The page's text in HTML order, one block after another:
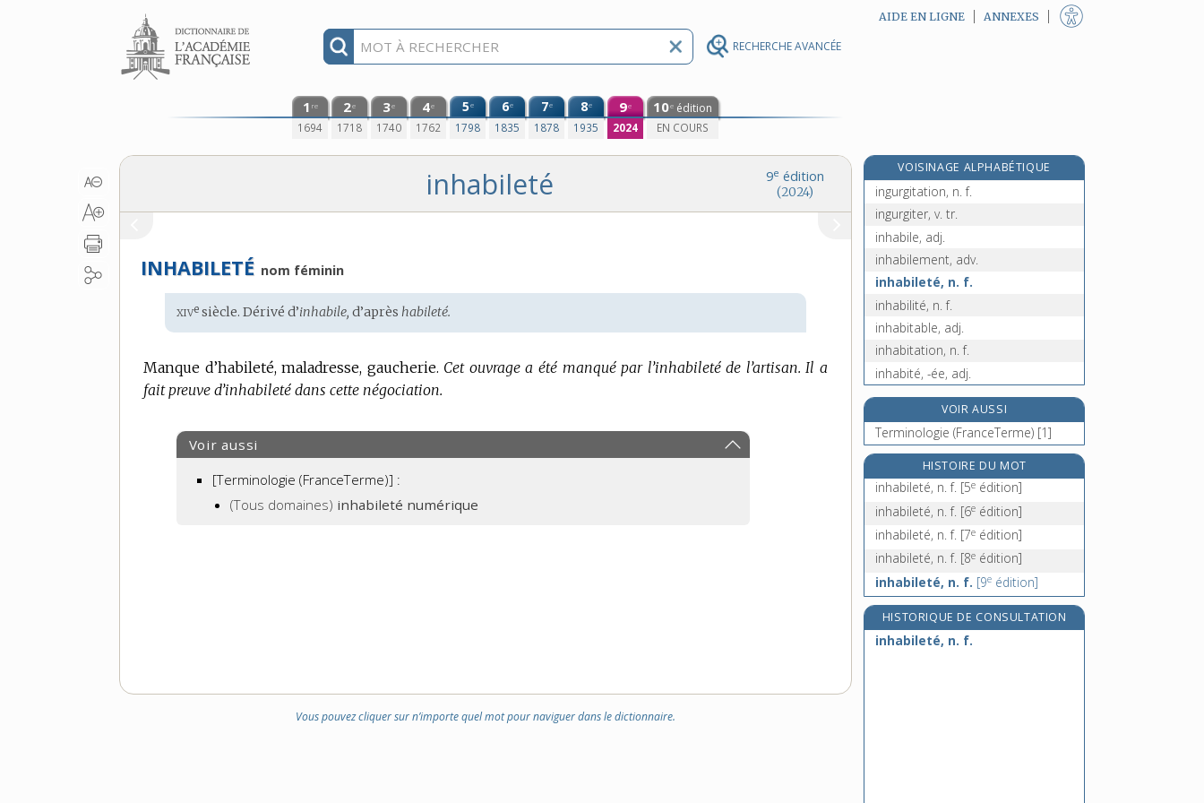
RECHERCHE AVANCÉE
Aller au contenu AIDE EN LIGNE ANNEXES
1 re
1694
2e
1718
3e
1740
4e
1762
5e
1798
6e
1835
7e
1878
8e
1935
9e
2024
10e édition
EN COURS
9e édition
(2024)
inhabileté
INHABILETÉ nom féminin
Étymologie
:
xive siècle. Dérivé d’inhabile, d’aprèshabileté.
Manque d’habileté, maladresse, gaucherie. Cet ouvrage a été manqué par l’inhabileté de l’artisan. Il a
fait preuve d’inhabileté dans cette négociation.
Voir aussi
[Terminologie (FranceTerme)] :
(Tous domaines) inhabileté numérique
Vous pouvez cliquer sur n’importe quel mot pour naviguer dans le dictionnaire.
VOISINAGE ALPHABÉTIQUE
inguinal, -ale, adj.
ingurgitation, n. f.
ingurgiter, v. tr.
inhabile, adj.
inhabilement, adv.
inhabileté, n. f.
inhabilité, n. f.
inhabitable, adj.
inhabitation, n. f.
inhabité, -ée, adj.
inhabitude, n. f.[5 édition]
inhabitué, -ée, adj.
inhabituel, -elle, adj.
inhalateur, -trice, adj. et n.
inhalation, n. f.
VOIR AUSSI
Terminologie (FranceTerme) [1]
HISTOIRE DU MOT
inhabileté, n. f. [5e édition]
inhabileté, n. f. [6e édition]
inhabileté, n. f. [7e édition]
inhabileté, n. f. [8e édition]
inhabileté, n. f. [9e édition]
HISTORIQUE DE CONSULTATION
inhabileté, n. f.